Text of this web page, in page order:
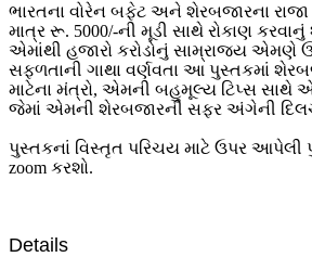
ભારતના વોરેન બફેટ અને શેરબજારના
માત્ર રૂ. 5000/-ની મૂડી સાથે રોકાણ
એમાંથી હજારો કરોડોનું સામ્રાજ્ય એમણે
સફળતાની ગાથા વર્ણવતા આ પુસ્તકમાં
માટેના મંત્રો, એમની બહુમૂલ્ય ટિપ્સ સાથે
જેમાં એમની શેરબજારની સફર અંગેની
પુસ્તકનાં વિસ્તૃત પરિચય માટે ઉપર
zoom કરશો.
Details